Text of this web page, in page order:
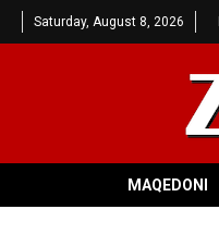
Saturday, August 8, 2026
MAQEDONI